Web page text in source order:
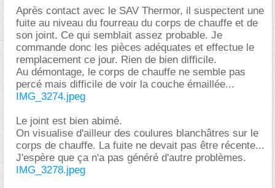
Après contact avec le SAV Thermor, il suspectent une
fuite au niveau du fourreau du corps de chauffe et de
son joint. Ce qui semblait assez probable. Je
commande donc les pièces adéquates et effectue le
remplacement ce jour. Rien de bien difficile.
Au démontage, le corps de chauffe ne semble pas
percé mais difficile de voir la couche émaillée...
IMG_3274.jpeg
Le joint est bien abimé.
On visualise d'ailleur des coulures blanchâtres sur le
corps de chauffe. La fuite ne devait pas être récente...
J'espère que ça n'a pas généré d'autre problèmes.
IMG_3278.jpeg